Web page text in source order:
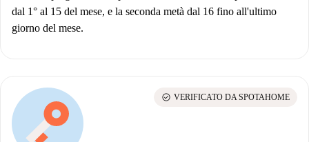
dal 1° al 15 del mese, e la seconda metà dal 16 fino all'ultimo
giorno del mese.
check_circle VERIFICATO DA SPOTAHOME